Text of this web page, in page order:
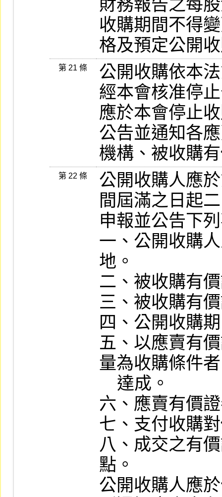
財務報告之每
收購期間不得
格及預定公開
第 21 條
公開收購依本
經本會核准停
應於本會停止
公告並通知各
機構、被收購
第 22 條
公開收購人應
間屆滿之日起
申報並公告下
一、公開收購
地。
二、被收購有
三、被收購有
四、公開收購
五、以應賣有
量為收購條件
六、應賣有價
七、支付收購
八、成交之有
點。
公開收購人應